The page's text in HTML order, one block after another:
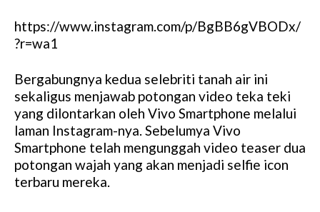
https://www.instagram.com/p/BgBB6gVBODx/
?r=wa1
Bergabungnya kedua selebriti tanah air ini
sekaligus menjawab potongan video teka teki
yang dilontarkan oleh Vivo Smartphone melalui
laman Instagram-nya. Sebelumya Vivo
Smartphone telah mengunggah video teaser dua
potongan wajah yang akan menjadi selfie icon
terbaru mereka.